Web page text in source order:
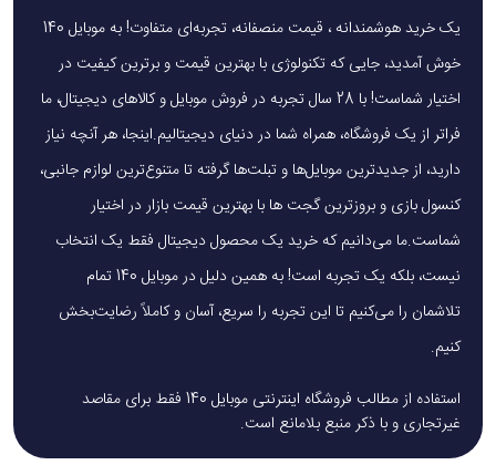
یک خرید هوشمندانه ، قیمت منصفانه، تجربه‌ای متفاوت! به موبایل 140
خوش آمدید، جایی که تکنولوژی با بهترین قیمت و برترین کیفیت در
اختیار شماست! با 28 سال تجربه در فروش موبایل و کالاهای دیجیتال، ما
فراتر از یک فروشگاه، همراه شما در دنیای دیجیتالیم.اینجا، هر آنچه نیاز
دارید، از جدیدترین موبایل‌ها و تبلت‌ها گرفته تا متنوع‌ترین لوازم جانبی،
کنسول بازی و بروزترین گجت ها با بهترین قیمت بازار در اختیار
شماست.ما می‌دانیم که خرید یک محصول دیجیتال فقط یک انتخاب
نیست، بلکه یک تجربه است! به همین دلیل در موبایل 140 تمام
تلاشمان را می‌کنیم تا این تجربه را سریع، آسان و کاملاً رضایت‌بخش
کنیم.
استفاده از مطالب فروشگاه اینترنتی موبایل 140 فقط برای مقاصد
غیرتجاری و با ذکر منبع بلامانع است.